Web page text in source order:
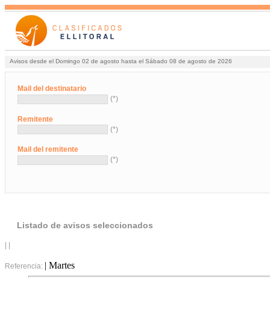
Avisos desde el Domingo 02 de agosto hasta el Sábado 08 de agosto de 2026
Mail del destinatario
(*)
Remitente
(*)
Mail del remitente
(*)
Listado de avisos seleccionados
Referencia: | Martes